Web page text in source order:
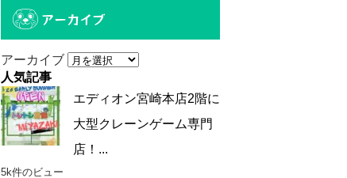
アーカイブ
アーカイブ
人気記事
エディオン宮崎本店2階に
大型クレーンゲーム専門
店！...
5k件のビュー